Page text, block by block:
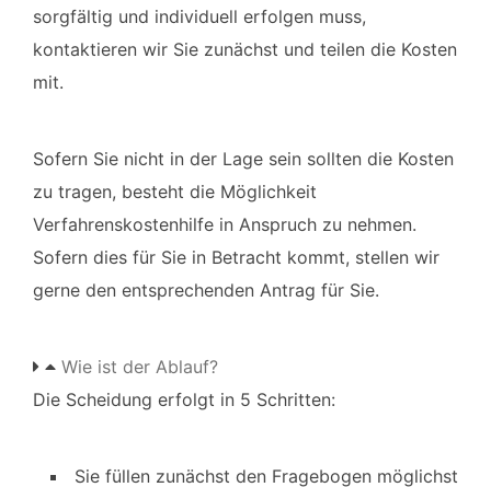
sorgfältig und individuell erfolgen muss,
kontaktieren wir Sie zunächst und teilen die Kosten
mit.
Sofern Sie nicht in der Lage sein sollten die Kosten
zu tragen, besteht die Möglichkeit
Verfahrenskostenhilfe in Anspruch zu nehmen.
Sofern dies für Sie in Betracht kommt, stellen wir
gerne den entsprechenden Antrag für Sie.
Wie ist der Ablauf?
Die Scheidung erfolgt in 5 Schritten:
Sie füllen zunächst den Fragebogen möglichst